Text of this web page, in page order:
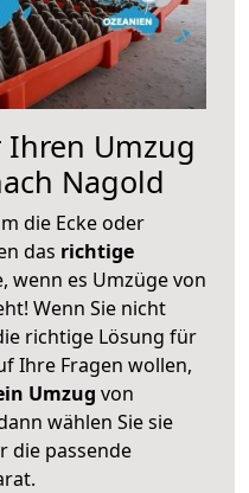
Ihren Umzug
Nagold
die Ecke oder
das richtige
wenn es Umzüge von
Wenn Sie nicht
richtige Lösung für
Ihre Fragen wollen,
Umzug von
wählen Sie sie
die passende